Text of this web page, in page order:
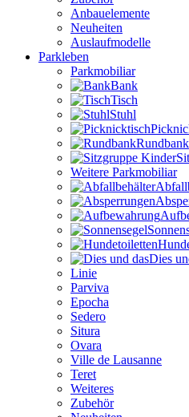
Anbauelemente
Neuheiten
Auslaufmodelle
Parkleben
Parkmobiliar
Bank
Tisch
Stuhl
Rundbank
Weitere Parkmobiliar
Dies
Linie
Parviva
Epocha
Sedero
Situra
Ovara
Ville de Lausanne
Teret
Weiteres
Zubehör